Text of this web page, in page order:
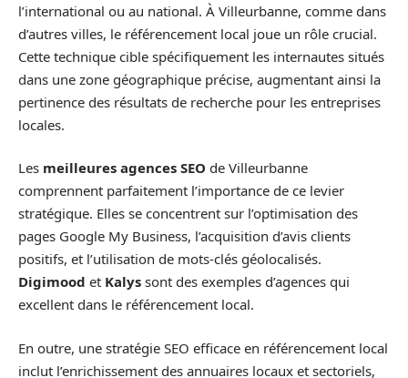
l’international ou au national. À Villeurbanne, comme dans
d’autres villes, le référencement local joue un rôle crucial.
Cette technique cible spécifiquement les internautes situés
dans une zone géographique précise, augmentant ainsi la
pertinence des résultats de recherche pour les entreprises
locales.
Les meilleures agences SEO de Villeurbanne
comprennent parfaitement l’importance de ce levier
stratégique. Elles se concentrent sur l’optimisation des
pages Google My Business, l’acquisition d’avis clients
positifs, et l’utilisation de mots-clés géolocalisés.
Digimood et Kalys sont des exemples d’agences qui
excellent dans le référencement local.
En outre, une stratégie SEO efficace en référencement local
inclut l’enrichissement des annuaires locaux et sectoriels,